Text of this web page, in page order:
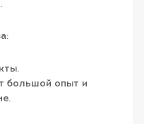
большой опыт и